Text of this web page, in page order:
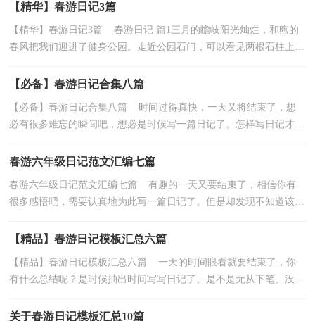
【精华】春游日记3篇
【精华】春游日记3篇 春游日记 篇1三月的瞻岐阳光灿烂，和煦的
春风把我们迎进了健身公园。走近公园石门，可以看见两根石柱上刻
【必备】春游日记合集八篇
【必备】春游日记合集八篇 时间过得真快，一天又将结束了，想
必有很多难忘的瞬间吧，想必是时候写一篇日记了。怎样写日记才更
春游六年级日记范文汇编七篇
春游六年级日记范文汇编七篇 有趣的一天又要结束了，相信你有
很多感悟吧，需要认真地为此写一篇日记了。但是却发现不知道该写
【精品】春游日记模板汇总六篇
【精品】春游日记模板汇总六篇 一天的时间眼看就要结束了，你
有什么总结呢？是时候抽出时间写写日记了。是不是无从下笔、没有
关于春游日记模板汇总10篇